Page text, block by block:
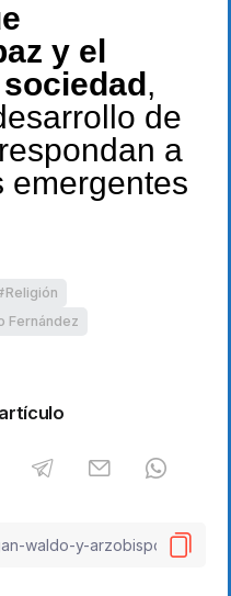
y el
,
de
a
emergentes
Religión
Fernández